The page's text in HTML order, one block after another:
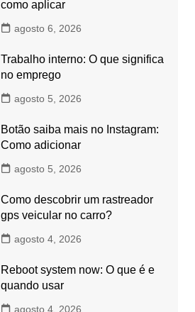
como aplicar
agosto 6, 2026
Trabalho interno: O que significa
no emprego
agosto 5, 2026
Botão saiba mais no Instagram:
Como adicionar
agosto 5, 2026
Como descobrir um rastreador
gps veicular no carro?
agosto 4, 2026
Reboot system now: O que é e
quando usar
agosto 4, 2026